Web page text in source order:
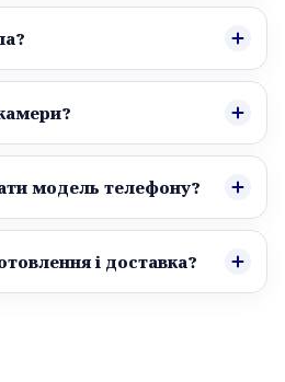
модель телефону?
і доставка?